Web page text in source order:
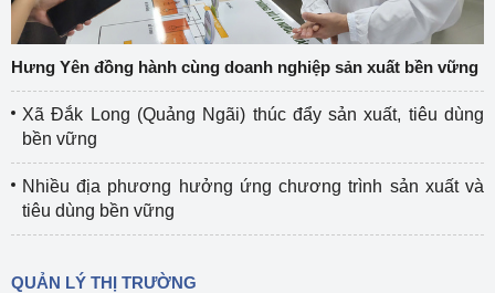
Hưng Yên đồng hành cùng doanh nghiệp sản xuất bền vững
Xã Đắk Long (Quảng Ngãi) thúc đẩy sản xuất, tiêu dùng
bền vững
Nhiều địa phương hưởng ứng chương trình sản xuất và
tiêu dùng bền vững
QUẢN LÝ THỊ TRƯỜNG